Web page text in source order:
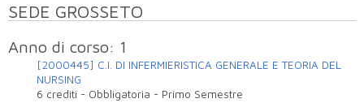
SEDE GROSSETO
Anno di corso: 1
[2000445] C.I. DI INFERMIERISTICA GENERALE E TEORIA DEL
NURSING
6 crediti - Obbligatoria - Primo Semestre